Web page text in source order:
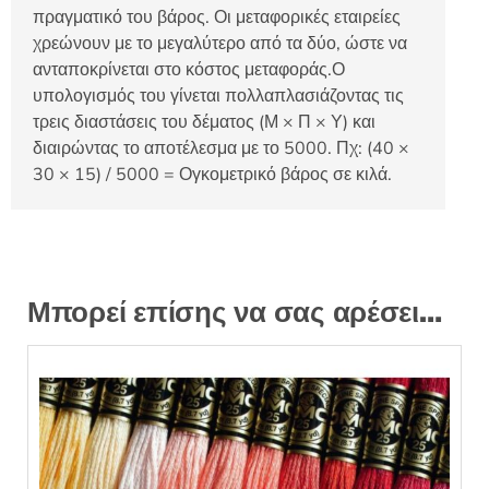
πραγματικό του βάρος. Οι μεταφορικές εταιρείες
χρεώνουν με το μεγαλύτερο από τα δύο, ώστε να
ανταποκρίνεται στο κόστος μεταφοράς.Ο
υπολογισμός του γίνεται πολλαπλασιάζοντας τις
τρεις διαστάσεις του δέματος (Μ × Π × Υ) και
διαιρώντας το αποτέλεσμα με το 5000. Πχ: (40 ×
30 × 15) / 5000 = Ογκομετρικό βάρος σε κιλά.
Μπορεί επίσης να σας αρέσει…